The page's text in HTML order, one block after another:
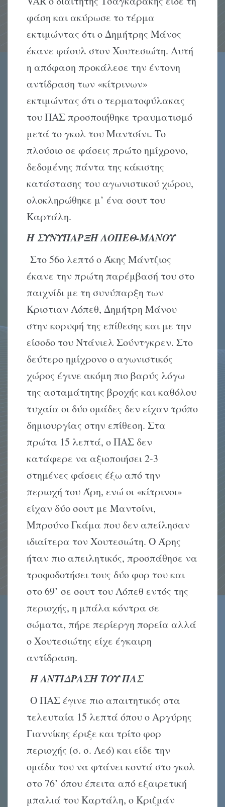
φάση και ακύρωσε το τέρμα
εκτιμώντας ότι ο Δημήτρης Μάνος
έκανε φάουλ στον Χουτεσιώτη. Αυτή
η απόφαση προκάλεσε την έντονη
αντίδραση των «κίτρινων»
εκτιμώντας ότι ο τερματοφύλακας
του ΠΑΣ προσποιήθηκε τραυματισμό
μετά το γκολ του Μαντσίνι. Το
πλούσιο σε φάσεις πρώτο ημίχρονο,
δεδομένης πάντα της κάκιστης
κατάστασης του αγωνιστικού χώρου,
ολοκληρώθηκε μ’ ένα σουτ του
Καρτάλη.
Η ΣΥΝΥΠΑΡΞΗ ΛΟΠΕΘ-ΜΑΝΟΥ
Στο 56ο λεπτό ο Άκης Μάντζιος
έκανε την πρώτη παρέμβασή του στο
παιχνίδι με τη συνύπαρξη των
Κριστιαν Λόπεθ, Δημήτρη Μάνου
στην κορυφή της επίθεσης και με την
είσοδο του Ντάνιελ Σούντγκρεν. Στο
δεύτερο ημίχρονο ο αγωνιστικός
χώρος έγινε ακόμη πιο βαρύς λόγω
της ασταμάτητης βροχής και καθόλου
τυχαία οι δύο ομάδες δεν είχαν τρόπο
δημιουργίας στην επίθεση. Στα
πρώτα 15 λεπτά, ο ΠΑΣ δεν
κατάφερε να αξιοποιήσει 2-3
στημένες φάσεις έξω από την
περιοχή του Άρη, ενώ οι «κίτρινοι»
είχαν δύο σουτ με Μαντσίνι,
Μπρούνο Γκάμα που δεν απείλησαν
ιδιαίτερα τον Χουτεσιώτη. Ο Άρης
ήταν πιο απειλητικός, προσπάθησε να
τροφοδοτήσει τους δύο φορ του και
στο 69’ σε σουτ του Λόπεθ εντός της
περιοχής, η μπάλα κόντρα σε
σώματα, πήρε περίεργη πορεία αλλά
ο Χουτεσιώτης είχε έγκαιρη
αντίδραση.
Η ΑΝΤΙΔΡΑΣΗ ΤΟΥ ΠΑΣ
Ο ΠΑΣ έγινε πιο απαιτητικός στα
τελευταία 15 λεπτά όπου ο Αργύρης
Γιαννίκης έριξε και τρίτο φορ
περιοχής (σ. σ. Λεό) και είδε την
ομάδα του να φτάνει κοντά στο γκολ
στο 76’ όπου έπειτα από εξαιρετική
μπαλιά του Καρτάλη, ο Κριζμάν